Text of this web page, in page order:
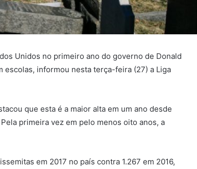
Unidos no primeiro ano do governo de Donald
escolas, informou nesta terça-feira (27) a Liga
que esta é a maior alta em um ano desde
primeira vez em pelo menos oito anos, a
em 2017 no país contra 1.267 em 2016,